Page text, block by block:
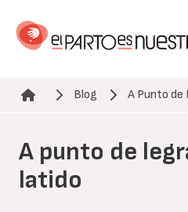
contenido
Ruta de navegación
Blog A Punto de
A punto de
latido